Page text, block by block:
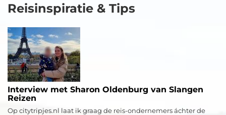
Reisinspiratie & Tips
Interview met Sharon Oldenburg van Slangen
Reizen
Op citytripjes.nl laat ik graag de reis-ondernemers áchter de